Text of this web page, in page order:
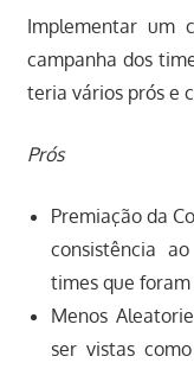
Implementar um
campanha dos
teria vários prós e
Prós
Premiação da
consistência
times que foram
Menos
ser vistas